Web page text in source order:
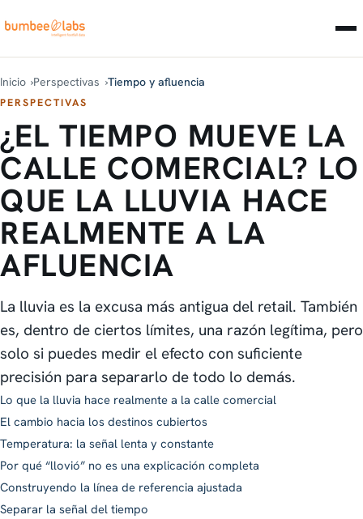
Inicio Perspectivas Tiempo y afluencia
PERSPECTIVAS
¿EL TIEMPO MUEVE LA
CALLE COMERCIAL? LO
QUE LA LLUVIA HACE
REALMENTE A LA
AFLUENCIA
La lluvia es la excusa más antigua del retail. También
es, dentro de ciertos límites, una razón legítima, pero
solo si puedes medir el efecto con suficiente
precisión para separarlo de todo lo demás.
Lo que la lluvia hace realmente a la calle comercial
El cambio hacia los destinos cubiertos
Temperatura: la señal lenta y constante
Por qué “llovió” no es una explicación completa
Construyendo la línea de referencia ajustada
Separar la señal del tiempo